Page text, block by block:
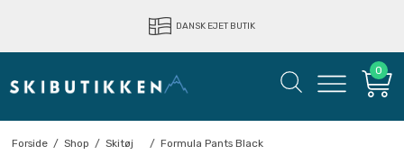
DANSK EJET BUTIK
LYNHURTIG LEVERING
0
Forside / Shop / Skitøj / Formula Pants Black